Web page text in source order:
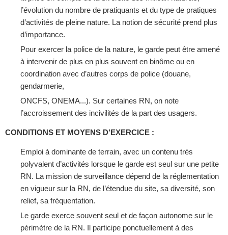
l’évolution du nombre de pratiquants et du type de pratiques
d’activités de pleine nature. La notion de sécurité prend plus
d’importance.
Pour exercer la police de la nature, le garde peut être amené
à intervenir de plus en plus souvent en binôme ou en
coordination avec d’autres corps de police (douane,
gendarmerie,
ONCFS, ONEMA...). Sur certaines RN, on note
l’accroissement des incivilités de la part des usagers.
CONDITIONS ET MOYENS D’EXERCICE :
Emploi à dominante de terrain, avec un contenu très
polyvalent d’activités lorsque le garde est seul sur une petite
RN. La mission de surveillance dépend de la réglementation
en vigueur sur la RN, de l’étendue du site, sa diversité, son
relief, sa fréquentation.
Le garde exerce souvent seul et de façon autonome sur le
périmètre de la RN. Il participe ponctuellement à des